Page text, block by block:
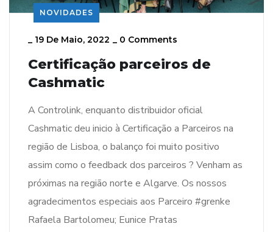
NOVIDADES
_ 19 De Maio, 2022 _ 0 Comments
Certificação parceiros de
Cashmatic
A Controlink, enquanto distribuidor oficial
Cashmatic deu inicio à Certificação a Parceiros na
região de Lisboa, o balanço foi muito positivo
assim como o feedback dos parceiros ? Venham as
próximas na região norte e Algarve. Os nossos
agradecimentos especiais aos Parceiro #grenke
Rafaela Bartolomeu; Eunice Pratas